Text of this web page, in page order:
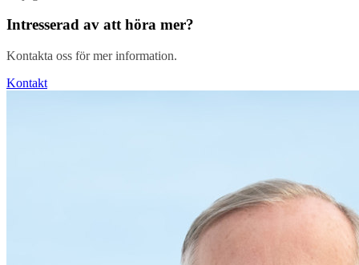
Intresserad av att höra mer?
Kontakta oss för mer information.
Kontakt